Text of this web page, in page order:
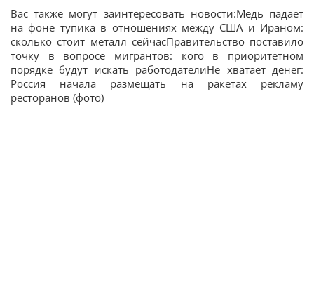
Вас также могут заинтересовать новости:Медь падает
на фоне тупика в отношениях между США и Ираном:
сколько стоит металл сейчасПравительство поставило
точку в вопросе мигрантов: кого в приоритетном
порядке будут искать работодателиНе хватает денег:
Россия начала размещать на ракетах рекламу
ресторанов (фото)